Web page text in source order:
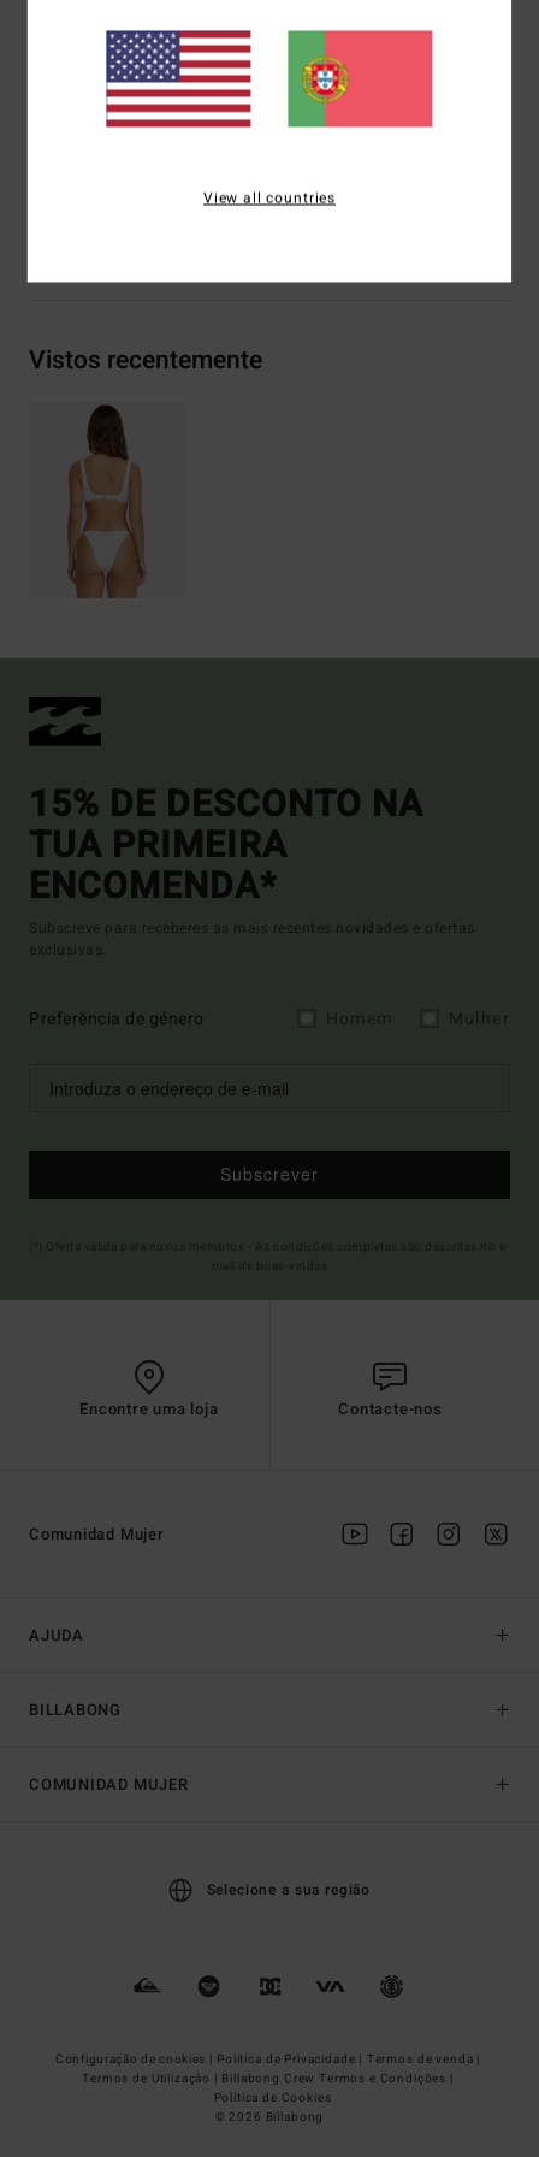
Cobertura:Cobertura média
Etiqueta da marca:Placa metálica com logótipo atrás, no
Vistos recentemente
15% DE DESCONTO NA
TUA PRIMEIRA
ENCOMENDA*
Subscreve para receberes as mais recentes novidades e ofertas
exclusivas.
Preferência de género
Subscrever
Encontre uma loja Contacte-nos
AJUDA
BILLABONG
Comunidad Mujer
COMUNIDAD MUJER
Selecione a sua região
Configuração de cookies | Política de Privacidade | Termos de venda |
Termos de Utilizaçâo | Billabong Crew Termos e Condições |
Política de Cookies
© 2026 Billabong
View all countries